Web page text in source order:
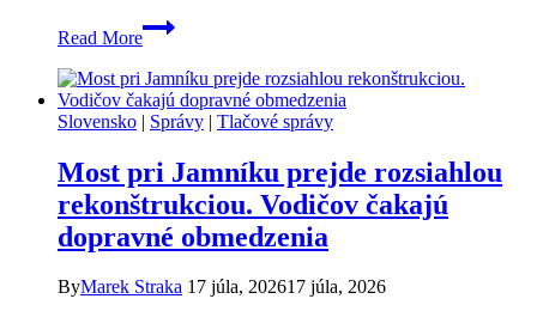
Read More
Večerná
nehoda
Hrabušiciach
a
opitý
v
Odoríne:
Polícia
vysvetľuje
zvýšený
počet
majákov
Slovensko | Správy | Tlačové správy
Most pri Jamníku prejde rozsiahlou
rekonštrukciou. Vodičov čakajú
dopravné obmedzenia
ByMarek Straka 17 júla, 202617 júla, 2026